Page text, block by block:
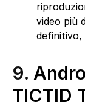
video più
definitivo,
9.
TICTID